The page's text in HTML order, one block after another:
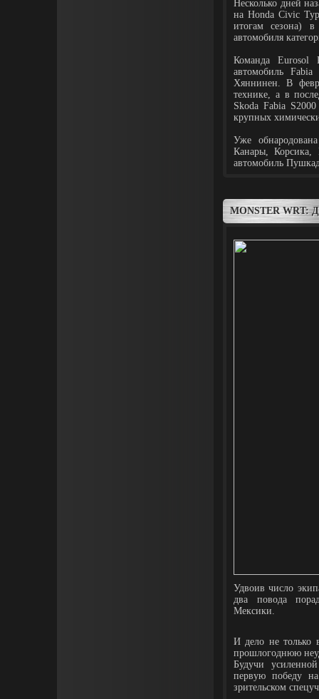
Несколько дней
на Honda Civic
итогам сезона)
автомобиля
Команда Eurosol
автомобиль
Хяннинен. В
технике, а в
Skoda Fabia
крупных
Уже
Канары,
автомобиль
MONSTER
Удвоив число
два повода
Мексики.
И дело не только
прошлогоднюю
Будучи
первую победу
зрительском